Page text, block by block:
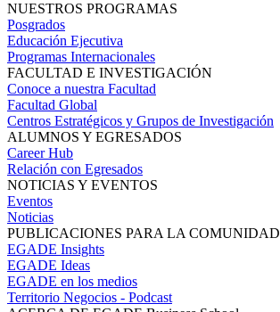
NUESTROS PROGRAMAS
Posgrados
Educación Ejecutiva
Programas Internacionales
FACULTAD E INVESTIGACIÓN
Conoce a nuestra Facultad
Facultad Global
Centros Estratégicos y Grupos de Investigación
ALUMNOS Y EGRESADOS
Career Hub
Relación con Egresados
NOTICIAS Y EVENTOS
Eventos
Noticias
PUBLICACIONES PARA LA COMUNIDAD
EGADE Insights
EGADE Ideas
EGADE en los medios
Territorio Negocios - Podcast